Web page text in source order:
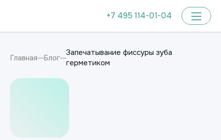
+7 495 114-01-04
Главная Блог
Запечатывание фиссуры зуба
герметиком